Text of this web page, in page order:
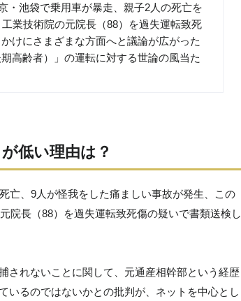
・池袋で乗用車が暴走、親子2人の死亡を
業技術院の元院長（88）を過失運転致死
けにさまざまな方面へと議論が広がった
高齢者）」の運転に対する世論の風当た
低い理由は？
亡、9人が怪我をした痛ましい事故が発生、この
院長（88）を過失運転致死傷の疑いで書類送検し
されないことに関して、元通産相幹部という経歴
いるのではないかとの批判が、ネットを中心とし